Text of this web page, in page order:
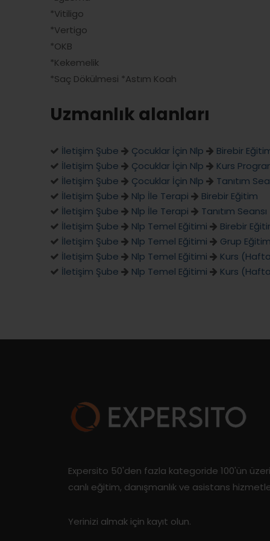
*Vitiligo
*Vertigo
*OKB
*Kekemelik
*Saç Dökülmesi *Astım Koah
Uzmanlık alanları
İletişim Şube Çocuklar İçin Nlp
Birebir
İletişim Şube
Çocuklar İçin Nlp
Kurs
İletişim Şube
Çocuklar İçin Nlp
Tanıtım
İletişim Şube
Nlp İle Terapi
Birebir Eğitim
İletişim Şube
Nlp İle Terapi
Tanıtım Seansı
İletişim Şube
Nlp Temel Eğitimi
Birebir
İletişim Şube
Nlp Temel Eğitimi
Grup
İletişim Şube
Nlp Temel Eğitimi
Kurs
İletişim Şube
Nlp Temel Eğitimi Kurs
Expersito 50'den fazla kategoride 100'ün
canlı eğitim, danışmanlık ve asistans
Yerinizi almak için kayıt olun.